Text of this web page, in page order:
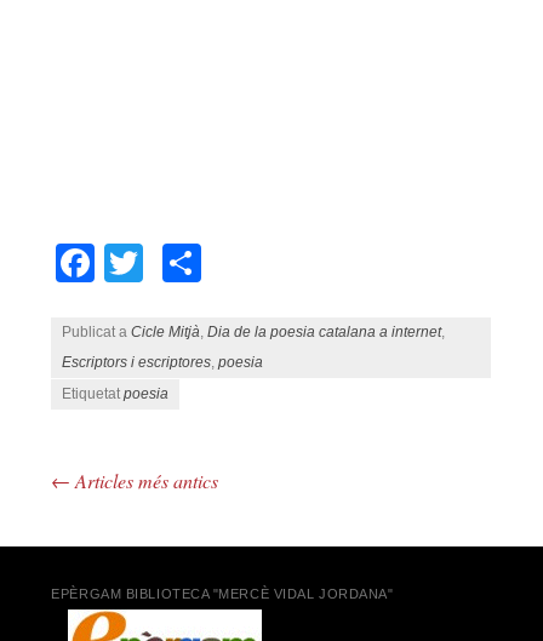
Facebook
Twitter
Publicat aCicle Mitjà,Dia de la poesia catalana a internet,
Escriptors i escriptores,poesia
Etiquetatpoesia
←Articles més antics
EPÈRGAM BIBLIOTECA "MERCÈ VIDAL JORDANA"